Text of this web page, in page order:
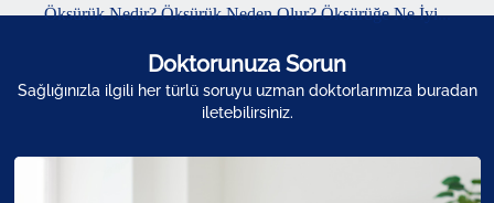
Öksürük Nedir? Öksürük Neden Olur? Öksürüğe Ne İyi...
Doktorunuza Sorun
Sağlığınızla ilgili her türlü soruyu uzman doktorlarımıza buradan
iletebilirsiniz.